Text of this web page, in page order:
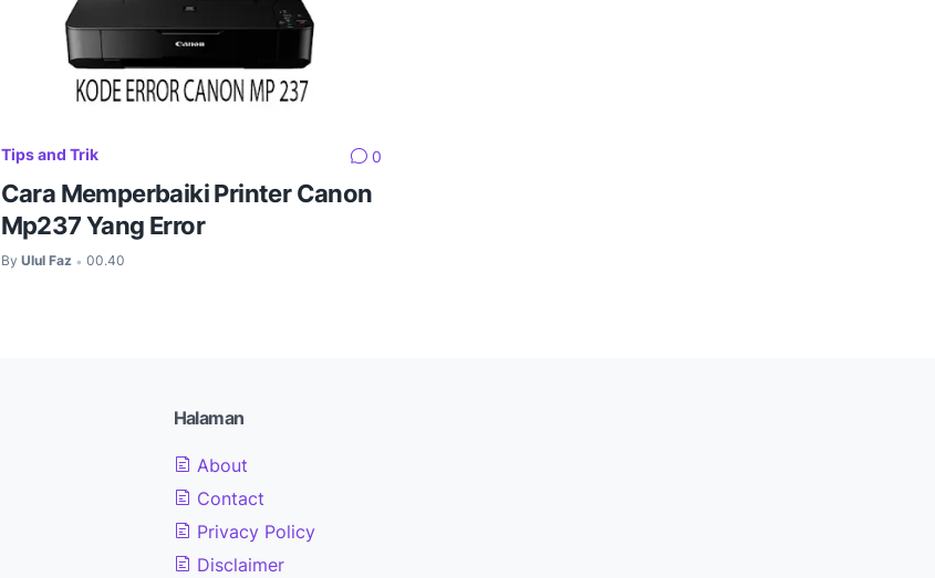
Tips and Trik 0
Cara Memperbaiki Printer Canon
Mp237 Yang Error
By Ulul Faz • 00.40
Halaman
About
Contact
Privacy Policy
Disclaimer